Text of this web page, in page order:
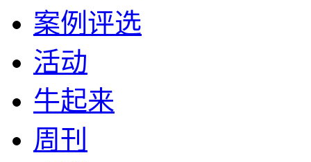
案例评选
活动
牛起来
周刊